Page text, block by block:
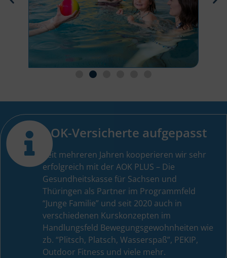
AOK-Versicherte aufgepasst
Seit mehreren Jahren kooperieren wir sehr
erfolgreich mit der AOK PLUS – Die
Gesundheitskasse für Sachsen und
Thüringen als Partner im Programmfeld
“Junge Familie” und seit 2020 auch in
verschiedenen Kurskonzepten im
Handlungsfeld Bewegungsgewohnheiten wie
zb. “Plitsch, Platsch, Wasserspaß”, PEKIP,
Outdoor Fitness und viele mehr.